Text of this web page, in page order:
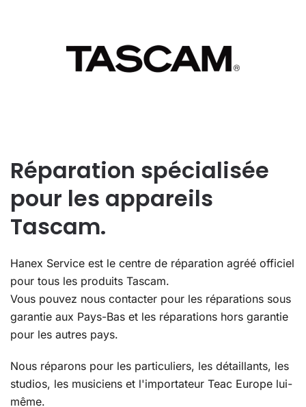
Réparation spécialisée
pour les appareils
Tascam.
Hanex Service est le centre de réparation agréé officiel
pour tous les produits Tascam.
Vous pouvez nous contacter pour les réparations sous
garantie aux Pays-Bas et les réparations hors garantie
pour les autres pays.
Nous réparons pour les particuliers, les détaillants, les
studios, les musiciens et l'importateur Teac Europe lui-
même.